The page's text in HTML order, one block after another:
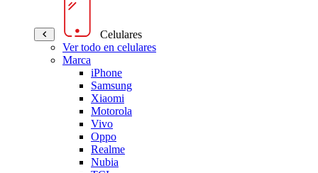
Celulares
Ver todo en celulares
Marca
iPhone
Samsung
Xiaomi
Motorola
Vivo
Oppo
Realme
Nubia